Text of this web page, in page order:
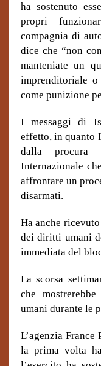
ha sostenuto
propri
compagnia di
dice che “non
manteniate un
imprenditoriale
come punizione
I messaggi di
effetto, in quanto
dalla procura
Internazionale
affrontare un
disarmati.
Ha anche
dei diritti umani
immediata del
La scorsa
che
umani durante le
L’agenzia France
la prima volta